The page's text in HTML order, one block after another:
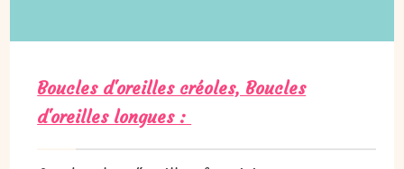
Boucles d'oreilles créoles, Boucles
d'oreilles longues :